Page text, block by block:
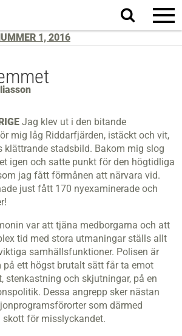
Sök
på
1, 2016
Jag klev ut i den bitande
mig låg Riddarfjärden, istäckt och vit,
klättrande stadsbild. Bakom mig slog
igen och satte punkt för den högtidliga
jag fått förmånen att närvara vid.
just fått 170 nyexaminerade och
var att tjäna medborgarna och att
tid med stora utmaningar ställs allt
samhällsfunktioner. Polisen är
på ett högst brutalt sätt får ta emot
stenkastning och skjutningar, på en
Dessa angrepp sker nästan
som därmed
för misslyckandet.